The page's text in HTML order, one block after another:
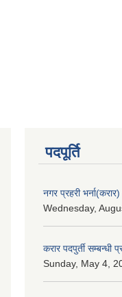
पदपूर्ति
नगर प्रहरी
Wednesday,
करार पदपुर्ती
Sunday, May 4,